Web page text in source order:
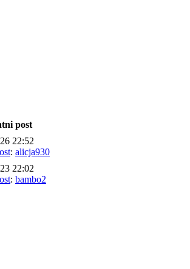
post
22:52
: alicja930
22:02
: bambo2